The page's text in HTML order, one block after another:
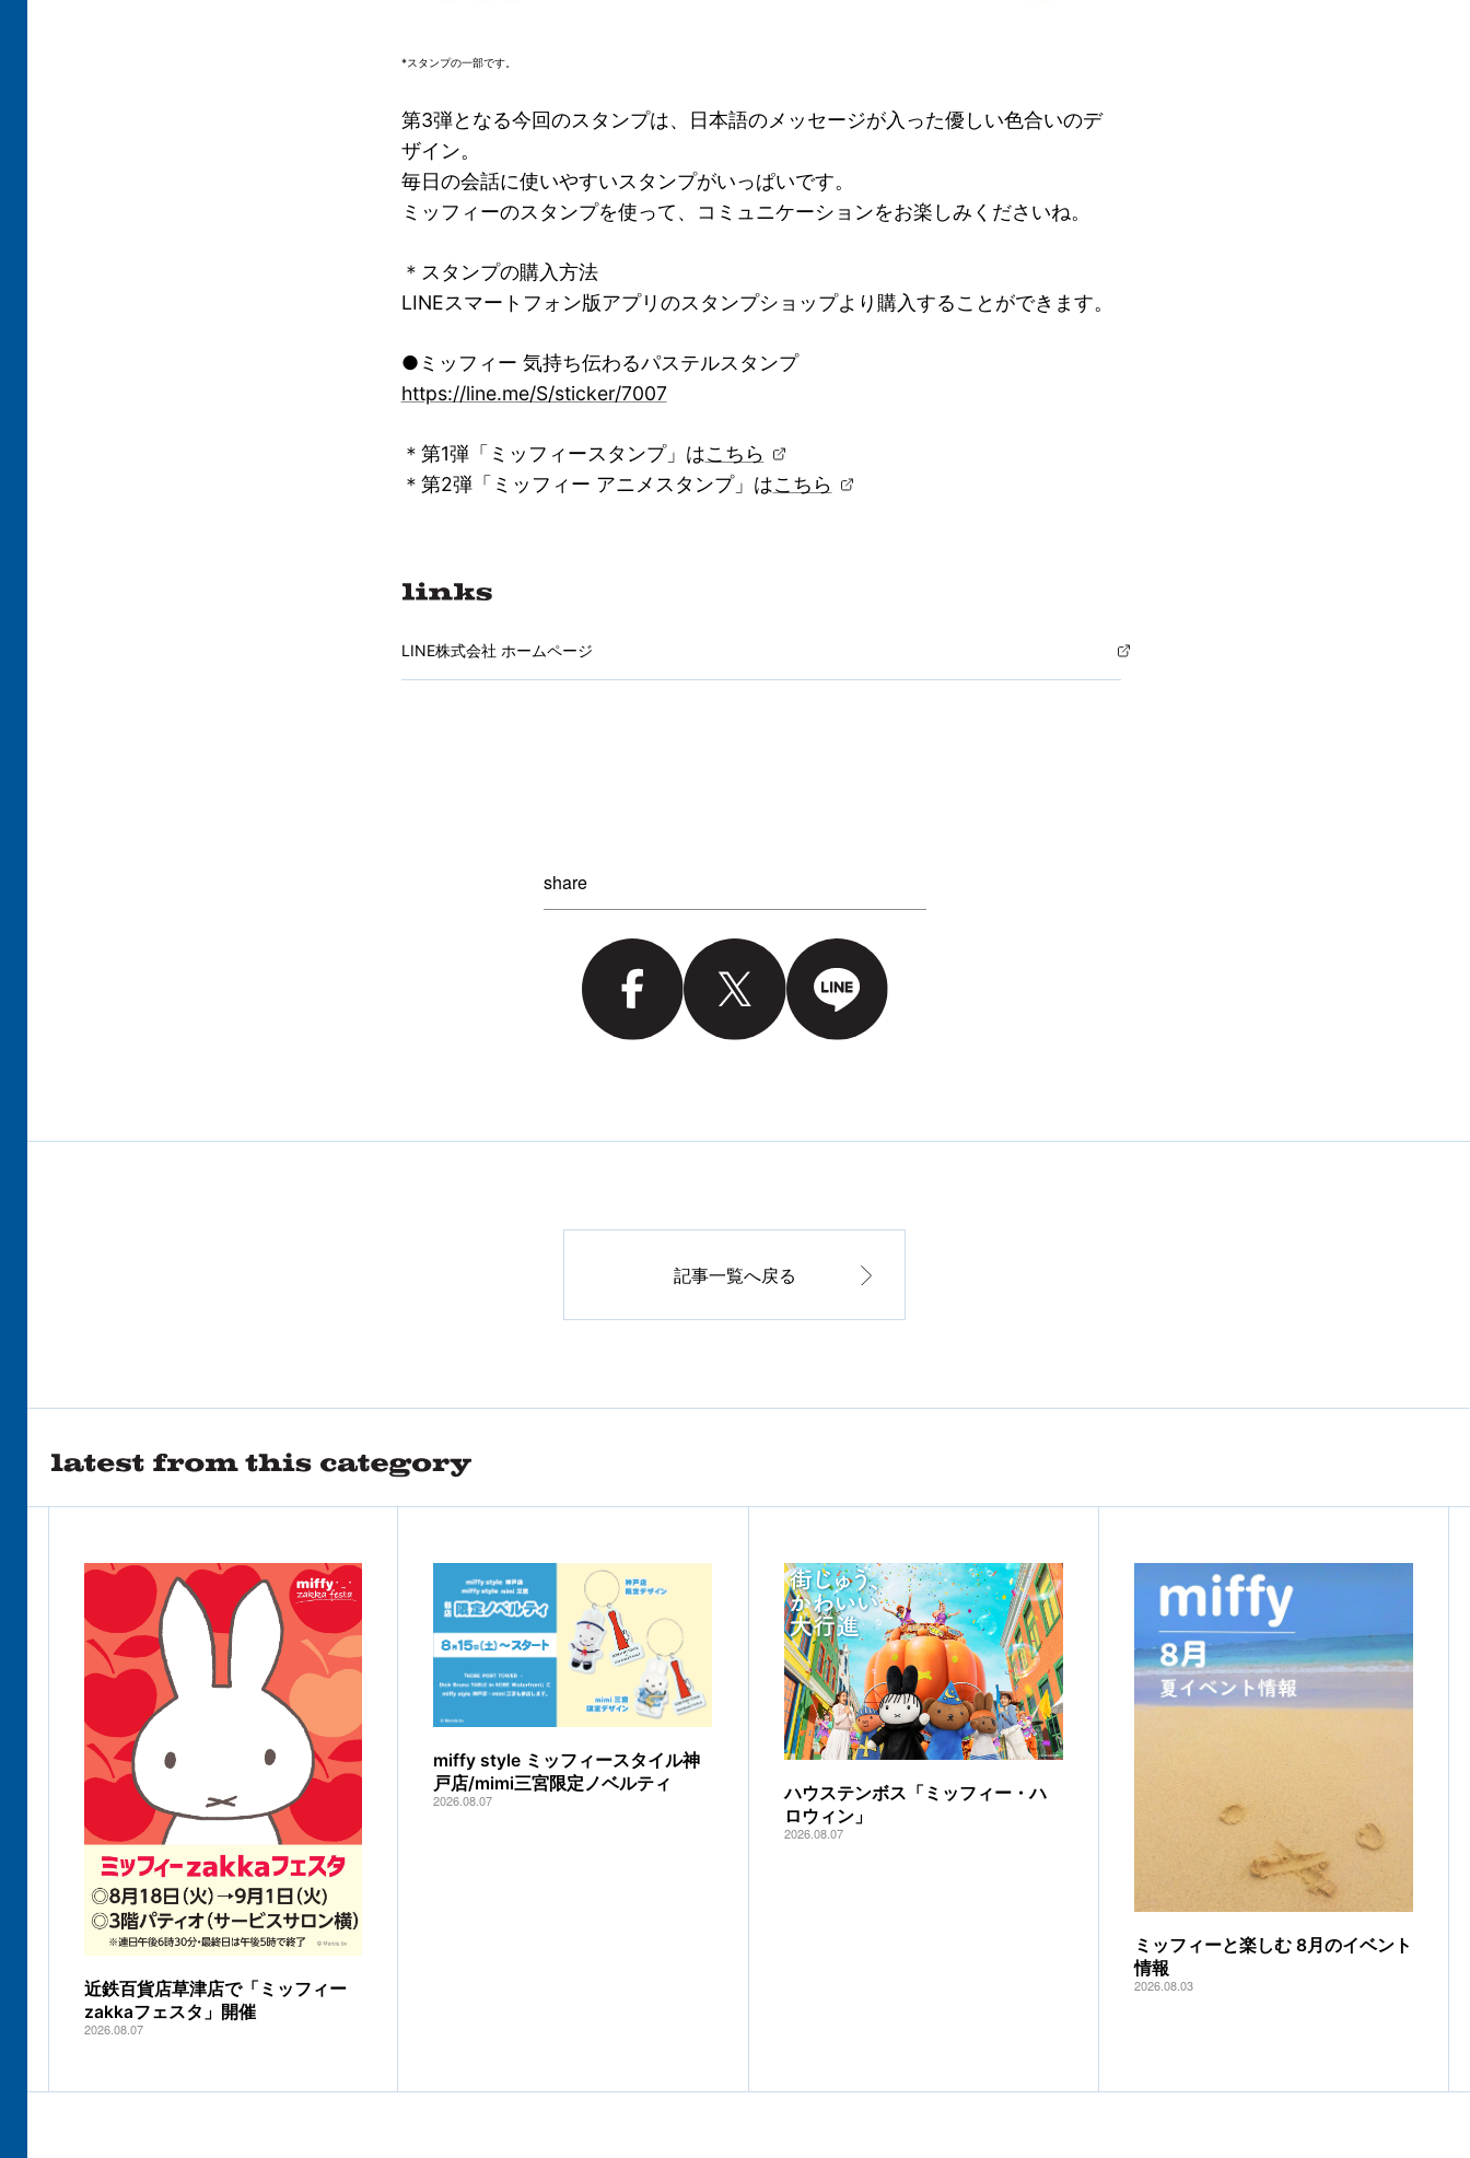
*スタンプの一部です。
第3弾となる今回のスタンプは、日本語のメッセージが入った優しい色合いのデ
ザイン。
毎日の会話に使いやすいスタンプがいっぱいです。
ミッフィーのスタンプを使って、コミュニケーションをお楽しみくださいね。
＊スタンプの購入方法
LINEスマートフォン版アプリのスタンプショップより購入することができます。
●ミッフィー 気持ち伝わるパステルスタンプ
https://line.me/S/sticker/7007
＊第1弾「ミッフィースタンプ」はこちら
＊第2弾「ミッフィー アニメスタンプ」はこちら
LINE株式会社 ホームページ
share
記事一覧へ戻る
近鉄百貨店草津店で「ミッフィー
zakkaフェスタ」開催
2026.08.07
miffy style ミッフィースタイル神
戸店/mimi三宮限定ノベルティ
2026.08.07
ハウステンボス「ミッフィー・ハ
ロウィン」
2026.08.07
ミッフィーと楽しむ 8月のイベント
情報
2026.08.03